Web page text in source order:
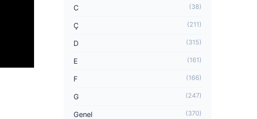
C (38)
Ç (211)
D (315)
E (161)
F (166)
G (247)
Genel (370)